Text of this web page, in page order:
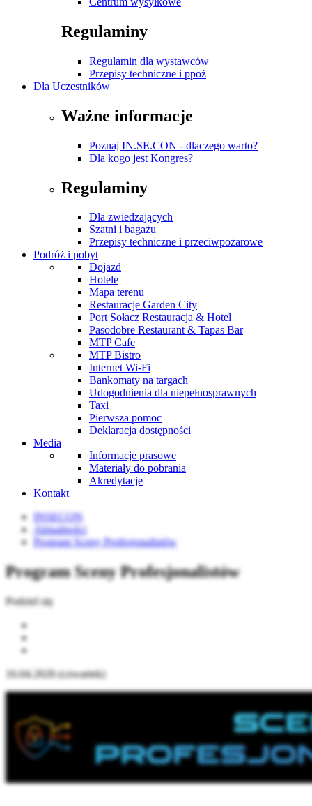
Regulaminy
Regulamin dla wystawców
Przepisy techniczne i ppoż
Dla Uczestników
Ważne informacje
Poznaj IN.SE.CON - dlaczego warto?
Dla kogo jest Kongres?
Regulaminy
Dla zwiedzających
Szatni i bagażu
Przepisy techniczne i przeciwpożarowe
Podróż i pobyt
Dojazd
Hotele
Mapa terenu
Restauracje Garden City
Port Sołacz Restauracja & Hotel
Pasodobre Restaurant & Tapas Bar
MTP Cafe
MTP Bistro
Internet Wi-Fi
Bankomaty na targach
Udogodnienia dla niepełnosprawnych
Taxi
Pierwsza pomoc
Deklaracja dostępności
Media
Informacje prasowe
Materiały do pobrania
Akredytacje
Kontakt
INSECON
Aktualności
Program Sceny Profesjonalistów
Program Sceny Profesjonalistów
Podziel się
16.04.2026 (czwartek)